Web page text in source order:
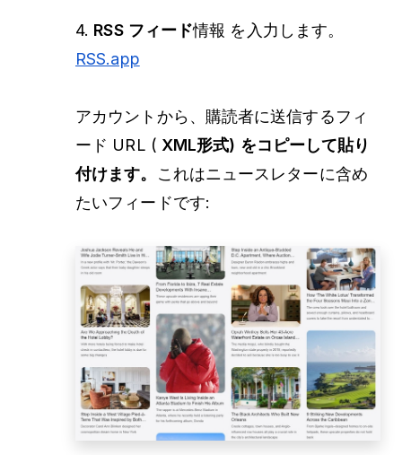
4. RSS フィード情報 を入力します。
RSS.app
アカウントから、購読者に送信するフィ
ード URL ( XML形式) をコピーして貼り
付けます。
これはニュースレターに含め
たいフィードです: